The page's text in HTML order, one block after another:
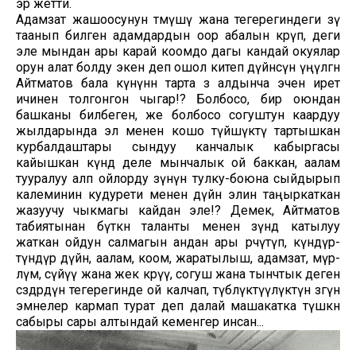
эр жетти.
Адамзат жашоосунун өтмүшү жана тегерегиндеги өзү
таанып билген адамдардын оор абалын көрүп, деги
эле мындан ары карай коомдо дагы кандай окуялар
орун алат болду экен деп ошол китеп дүйнөсүнө үңүлгөн
Айтматов бала күнүнөн тарта өз алдынча эчен ирет
ичинен толгонгон чыгар!? Болбосо, бир оюндан
башканы билбеген, же болбосо согуштун каардуу
жылдарында эл менен кошо түйшүктү тартышкан
курбалдаштары сындуу канчалык кабыргасы
кайышкан күндө деле мынчалык ой баккан, аалам
тууралуу алп ойлорду өзүнүн тулку-боюна сыйдырып
калеминин кудурети менен дүйнө элин таңыркаткан
жазуучу чыкмагы кайдан эле!? Демек, Айтматов
табиятынан бүткөн таланты менен өзүндө катылуу
жаткан ойдун салмагын андан ары өөрчүтүп, күндүр-
түндүр дүйнө, аалам, коом, жаратылыш, адамзат, өмүр-
өлүм, сүйүү жана жек көрүү, согуш жана тынчтык деген
сөздөрдүн тегерегинде ой калчап, түбөлүктүүлүктүн өзөгүн
эмнелер кармап турат деп далай машакатка түшкөн
сабыры сары алтындай кеменгер инсан...